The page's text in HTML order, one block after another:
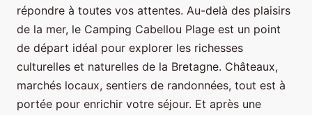
répondre à toutes vos attentes. Au-delà des plaisirs
de la mer, le Camping Cabellou Plage est un point
de départ idéal pour explorer les richesses
culturelles et naturelles de la Bretagne. Châteaux,
marchés locaux, sentiers de randonnées, tout est à
portée pour enrichir votre séjour. Et après une